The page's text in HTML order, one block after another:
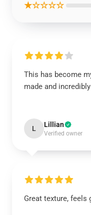
★☆☆☆☆
This has become
made and
L Lillian
Verified owner
Great texture, feels